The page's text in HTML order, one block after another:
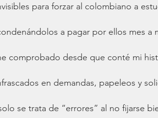
para forzar al colombiano a
a pagar por ellos mes a
comprobado desde que conté mi
en demandas, papeleos y
se trata de “errores” al no fijarse